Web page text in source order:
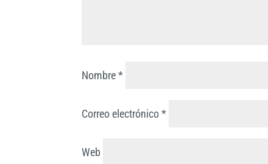
Nombre*
Correo electrónico*
Web